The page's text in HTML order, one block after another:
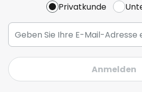
Privatkunde
Anmelden